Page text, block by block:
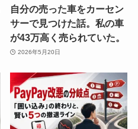
自分の売った車をカーセン
サーで見つけた話。私の車
が43万高く売られていた。
2026年5月20日